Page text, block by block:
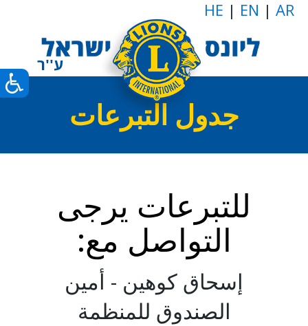
HE | EN | AR
جدول التبرعات
للتبرعات يرجى
التواصل مع:
إسحاق كوهين - أمين
الصندوق للمنظمة